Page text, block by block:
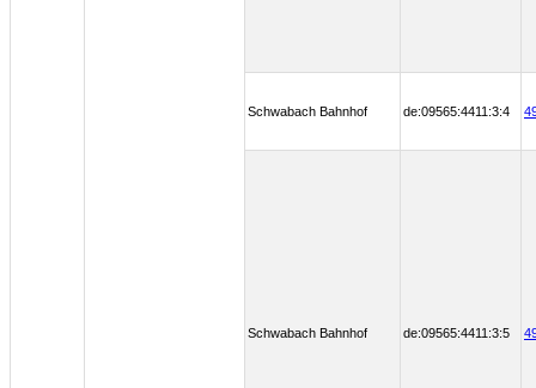
Schwabach Bahnhof de:09565:4411:3:4
Schwabach Bahnhof de:09565:4411:3:5